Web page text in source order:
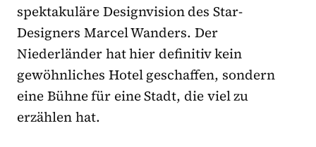
spektakuläre Designvision des Star-
Designers Marcel Wanders. Der
Niederländer hat hier definitiv kein
gewöhnliches Hotel geschaffen, sondern
eine Bühne für eine Stadt, die viel zu
erzählen hat.